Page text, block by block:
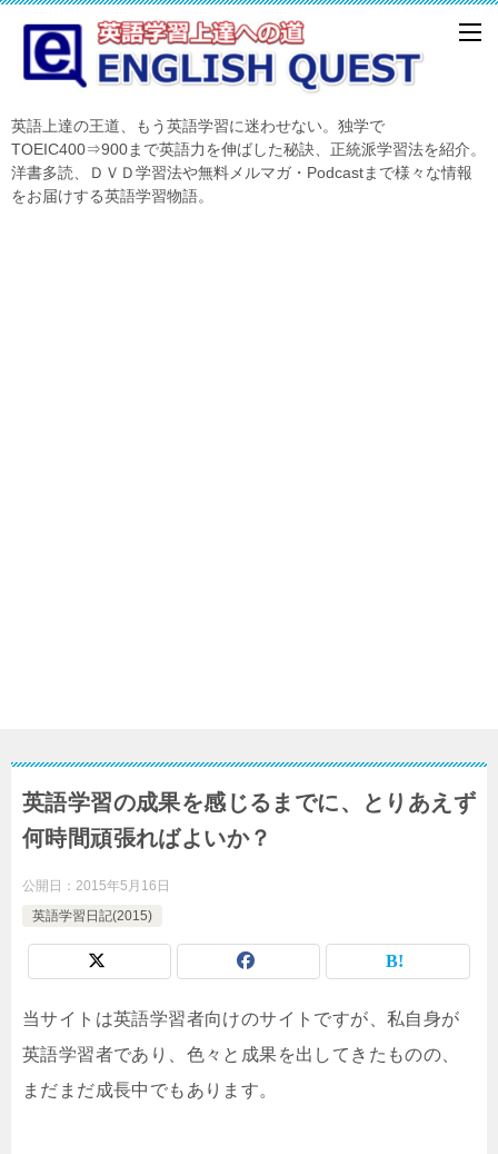
英語上達の王道、もう英語学習に迷わせない。独学で
TOEIC400⇒900まで英語力を伸ばした秘訣、正統派学習法を紹介。
洋書多読、ＤＶＤ学習法や無料メルマガ・Podcastまで様々な情報
をお届けする英語学習物語。
英語学習の成果を感じるまでに、とりあえず
何時間頑張ればよいか？
公開日： 2015年5月16日
英語学習日記(2015)
当サイトは英語学習者向けのサイトですが、私自身が
英語学習者であり、色々と成果を出してきたものの、
まだまだ成長中でもあります。